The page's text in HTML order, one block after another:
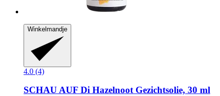
Winkelmandje
4.0 (4)
SCHAU AUF Di Hazelnoot Gezichtsolie, 30 ml